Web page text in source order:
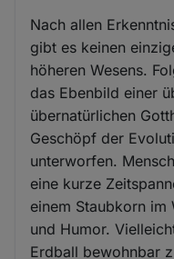
Nach allen
gibt es keinen
höheren Wesens.
das Ebenbild einer
übernatürlichen
Geschöpf der
unterworfen.
eine kurze
einem Staubkorn im
und Humor.
Erdball bewohnbar